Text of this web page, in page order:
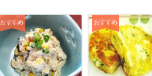
おすすめ おすすめ